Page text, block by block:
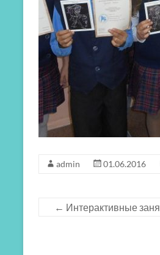
admin 01.06.2016
← Интерактивные